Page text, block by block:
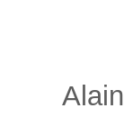
Alain